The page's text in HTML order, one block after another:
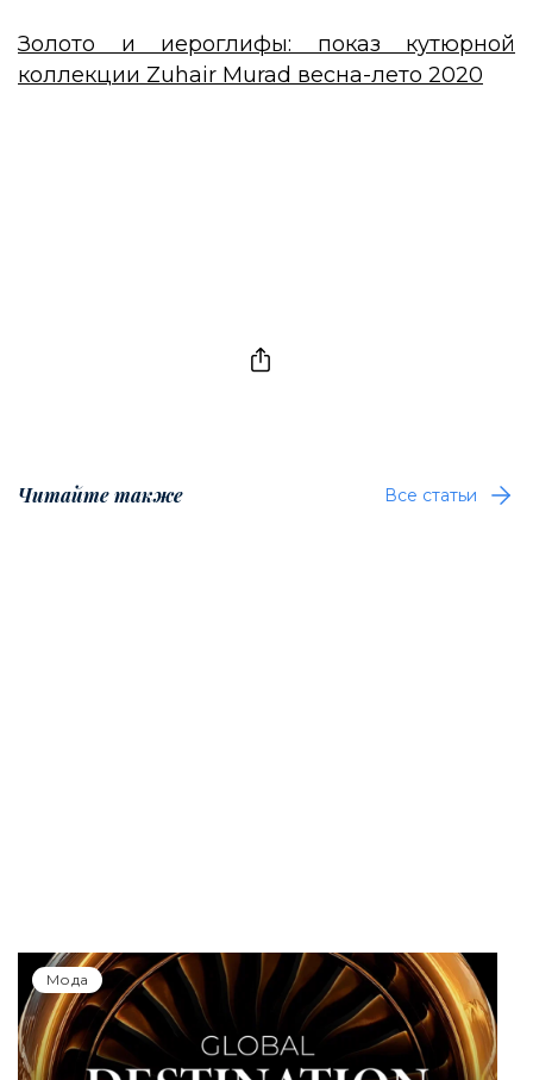
Золото и иероглифы: показ кутюрной
коллекции Zuhair Murad весна-лето 2020
Читайте также Все статьи
Мода